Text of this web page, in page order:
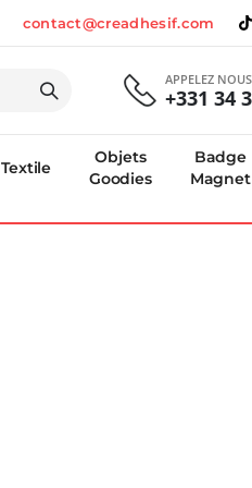
contact@creadhesif.com
APPELEZ NOUS
+331 34
Textile
Objets
Goodies
Badge
Magnet